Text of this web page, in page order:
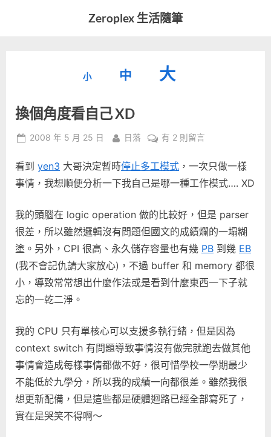
Zeroplex 生活隨筆
發
活
事
小
型
小。
中
重
型
大
小。
大
字
型
大
小。
換個角度看自己 XD
Posted
2008 年 5 月 25 日 By
日落
在
個
角
自
己
XD〉
中
有 2 則留言
看到 yen3 大哥決定暫時停止多工模式 ，一次只做一樣
事情，我想順便分析一下我自己是哪一種工作模式…. XD
我的頭腦在 logic operation 做的比較好，但是 parser
很差，所以雖然邏輯沒有問題但國文的成績爛的一塌糊
塗。另外，CPI 很高、永久儲存容量也有幾 PB 到幾 EB
(我不會記仇請大家放心)，不過 buffer 和 memory 都很
小，導致常常想出什麼作法或是看到什麼東西一下子就
忘的一乾二淨。
我的 CPU 只有單核心可以支援多執行緒，但是因為
context switch 有問題導致事情沒有做完就跑去做其他
事情會造成每樣事情都做不好，很可惜學校一學期最少
不能低於九學分，所以我的成績一向都很差。雖然我很
想更新配備，但是這些都是硬體迴路已經全部寫死了，
實在是哭笑不得啊～